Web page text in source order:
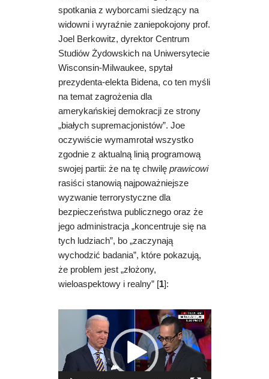
spotkania z wyborcami siedzący na
widowni i wyraźnie zaniepokojony prof.
Joel Berkowitz, dyrektor Centrum
Studiów Żydowskich na Uniwersytecie
Wisconsin-Milwaukee, spytał
prezydenta-elekta Bidena, co ten myśli
na temat zagrożenia dla
amerykańskiej demokracji ze strony
„białych supremacjonistów”. Joe
oczywiście wymamrotał wszystko
zgodnie z aktualną linią programową
swojej partii: że na tę chwilę prawicowi
rasiści stanowią najpoważniejsze
wyzwanie terrorystyczne dla
bezpieczeństwa publicznego oraz że
jego administracja „koncentruje się na
tych ludziach”, bo „zaczynają
wychodzić badania”, które pokazują,
że problem jest „złożony,
wieloaspektowy i realny” [1]:
O
d
t
w
a